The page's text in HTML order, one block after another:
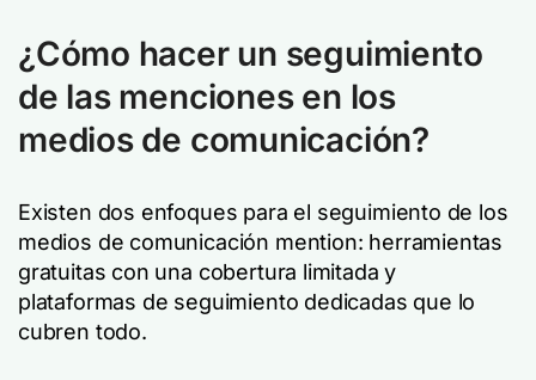
¿Cómo hacer un seguimiento
de las menciones en los
medios de comunicación?
Existen dos enfoques para el seguimiento de los
medios de comunicación mention: herramientas
gratuitas con una cobertura limitada y
plataformas de seguimiento dedicadas que lo
cubren todo.